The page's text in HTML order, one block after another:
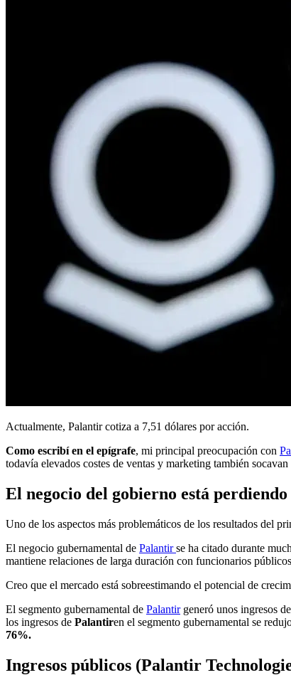
Actualmente, Palantir cotiza a 7,51 dólares por acción.
Como escribí en el epígrafe, mi principal preocupación con
todavía elevados costes de ventas y marketing también
El negocio del gobierno está
Uno de los aspectos más problemáticos de los resultados del
El negocio gubernamental de Palantirse ha citado durante
mantiene relaciones de larga duración con funcionarios
Creo que el mercado está sobreestimando el potencial de
El segmento gubernamental de Palantirgeneró unos ingresos
los ingresos de Palantiren el segmento gubernamental se
76%.
Ingresos públicos (Palantir